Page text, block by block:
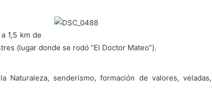
1,5 km de
(lugar donde se rodó “El Doctor Mateo”).
Naturaleza, senderismo, formación de valores, veladas,